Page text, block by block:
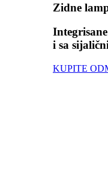
Zidne
i sa
KUPITE